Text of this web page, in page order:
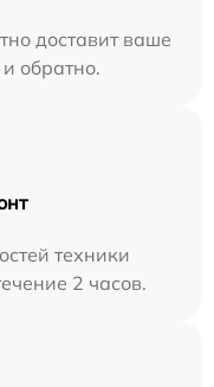
доставит ваше
обратно.
техники
2 часов.